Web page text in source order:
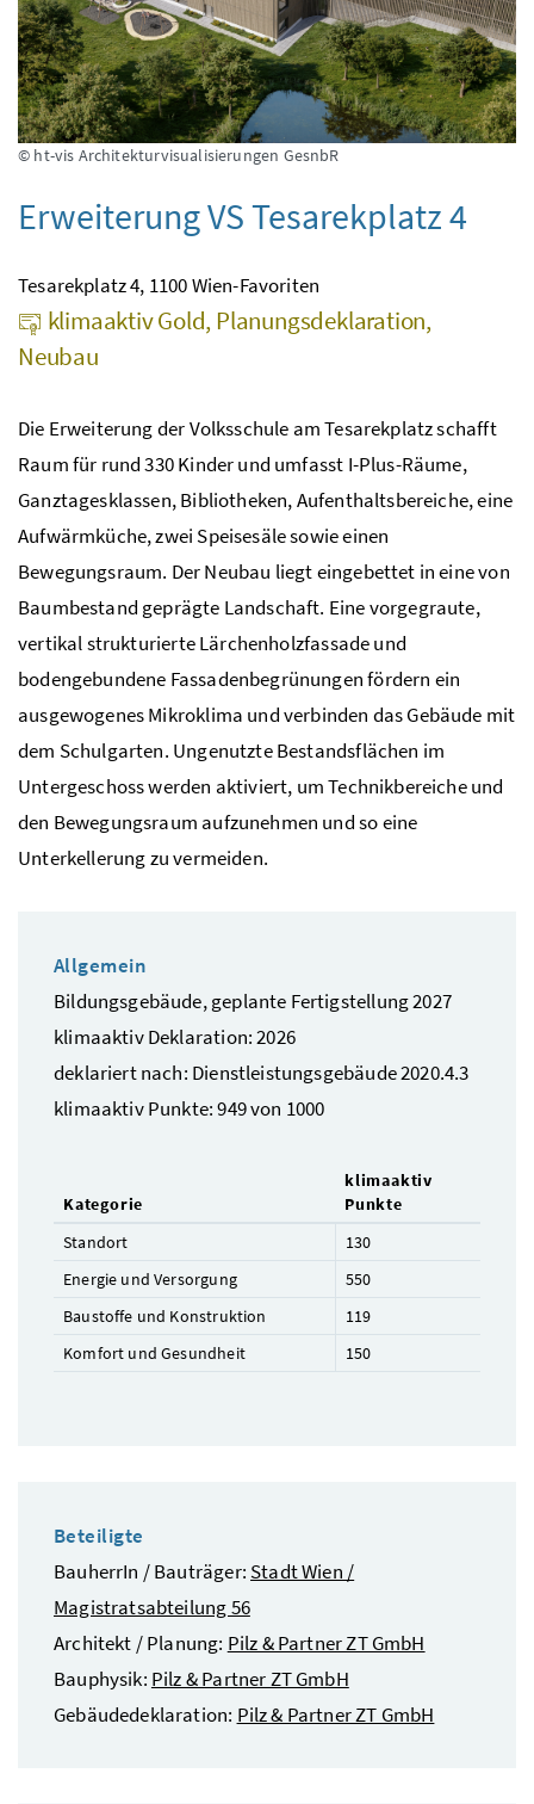
© ht-vis Architekturvisualisierungen GesnbR
Erweiterung VS Tesarekplatz 4
Tesarekplatz 4, 1100 Wien-Favoriten
klimaaktiv Gold, Planungsdeklaration,
Neubau
Die Erweiterung der Volksschule am Tesarekplatz schafft
Raum für rund 330 Kinder und umfasst I-Plus-Räume,
Ganztagesklassen, Bibliotheken, Aufenthaltsbereiche, eine
Aufwärmküche, zwei Speisesäle sowie einen
Bewegungsraum. Der Neubau liegt eingebettet in eine von
Baumbestand geprägte Landschaft. Eine vorgegraute,
vertikal strukturierte Lärchenholzfassade und
bodengebundene Fassadenbegrünungen fördern ein
ausgewogenes Mikroklima und verbinden das Gebäude mit
dem Schulgarten. Ungenutzte Bestandsflächen im
Untergeschoss werden aktiviert, um Technikbereiche und
den Bewegungsraum aufzunehmen und so eine
Unterkellerung zu vermeiden.
Allgemein
Bildungsgebäude, geplante Fertigstellung 2027
klimaaktiv Deklaration: 2026
deklariert nach: Dienstleistungsgebäude 2020.4.3
klimaaktiv Punkte: 949 von 1000
Kategorie
klimaaktiv
Punkte
Standort
130
Energie und Versorgung
550
Baustoffe und Konstruktion
119
Komfort und Gesundheit
150
Beteiligte
BauherrIn / Bauträger: Stadt Wien /
Magistratsabteilung 56
Architekt / Planung: Pilz & Partner ZT GmbH
Bauphysik: Pilz & Partner ZT GmbH
Gebäudedeklaration: Pilz & Partner ZT GmbH